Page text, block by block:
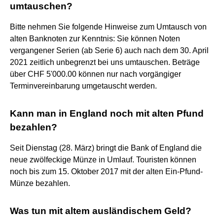
umtauschen?
Bitte nehmen Sie folgende Hinweise zum Umtausch von
alten Banknoten zur Kenntnis: Sie können Noten
vergangener Serien (ab Serie 6) auch nach dem 30. April
2021 zeitlich unbegrenzt bei uns umtauschen. Beträge
über CHF 5'000.00 können nur nach vorgängiger
Terminvereinbarung umgetauscht werden.
Kann man in England noch mit alten Pfund
bezahlen?
Seit Dienstag (28. März) bringt die Bank of England die
neue zwölfeckige Münze in Umlauf. Touristen können
noch bis zum 15. Oktober 2017 mit der alten Ein-Pfund-
Münze bezahlen.
Was tun mit altem ausländischem Geld?